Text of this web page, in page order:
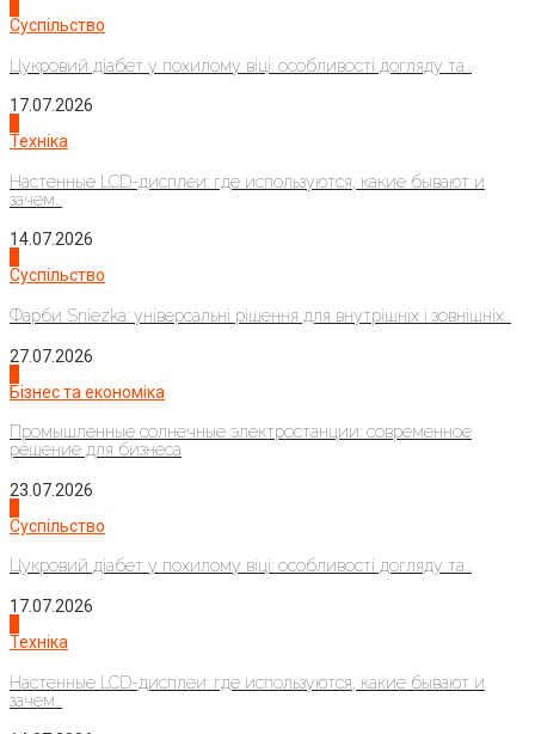
Суспільство
Цукровий діабет у похилому віці: особливості догляду та...
17.07.2026
Техніка
Настенные LCD-дисплеи: где используются, какие бывают и
зачем...
14.07.2026
Суспільство
Фарби Sniezka: універсальні рішення для внутрішніх і зовнішніх...
27.07.2026
Бізнес та економіка
Промышленные солнечные электростанции: современное
решение для бизнеса
23.07.2026
Суспільство
Цукровий діабет у похилому віці: особливості догляду та...
17.07.2026
Техніка
Настенные LCD-дисплеи: где используются, какие бывают и
зачем...